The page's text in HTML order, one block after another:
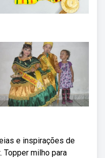
e inspirações de
Topper milho para